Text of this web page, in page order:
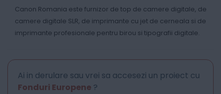
Canon Romania este furnizor de top de camere digitale, de
camere digitale SLR, de imprimante cu jet de cerneala si de
imprimante profesionale pentru birou si tipografii digitale.
Ai in derulare sau vrei sa accesezi un proiect cu
Fonduri Europene ?